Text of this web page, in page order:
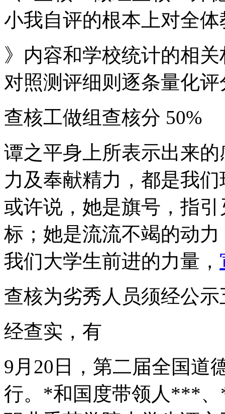
小我自评的根本上对全
》内容和学校统计的相
对照测评细则逐条量化
查核工做组查核分 50%
谭之平身上所表示出来
力及奉献精力，都是我
或许说，她是旗号，指
标；她是流流不竭的动力
我们大学生前进的力量，
查核为劣秀人员须经公
经查实，有
9月20日，第二届全国道
行。*和国度带领人***